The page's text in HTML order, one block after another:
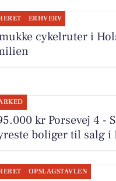
ERHVERV
cykelruter i
kr Porsevej 4 -
boliger til salg i
OPSLAGSTAVLEN